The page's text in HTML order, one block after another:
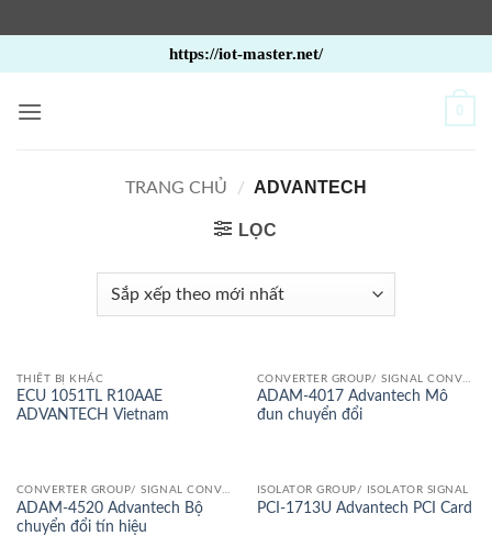
qua
nội
https://iot-master.net/
0
TRANG CHỦ / ADVANTECH
LỌC
THIẾT BỊ KHÁC
ECU 1051TL R10AAE
ADVANTECH Vietnam
ADAM-4017 Advantech Mô
đun chuyển đổi
ADAM-4520 Advantech Bộ
chuyển đổi tín hiệu
ISOLATOR GROUP/ ISOLATOR SIGNAL
PCI-1713U Advantech PCI Card